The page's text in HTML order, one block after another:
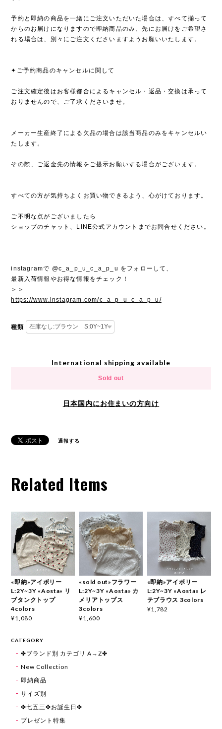
予約と即納の商品を一緒にご注文いただいた場合は、すべて揃って
からのお届けになりますので即納商品のみ、先にお届けをご希望さ
れる場合は、別々にご注文くださいますようお願いいたします。
✦ご予約商品のキャンセルに関して
ご注文確定後はお客様都合によるキャンセル・返品・交換は承って
おりませんので、ご了承くださいませ。
メーカー生産終了による欠品の場合は該当商品のみをキャンセルい
たします。
その際、ご返金先の情報をご提示お願いする場合がございます。
すべての方が気持ちよくお買い物できるよう、心がけております。
ご不明な点がございましたら
ショップのチャット、LINE公式アカウントまでお問合せください。
instagramで @c_a_p_u_c_a_p_u をフォローして、
最新入荷情報やお得な情報をチェック！
＞＞
https://www.instagram.com/c_a_p_u_c_a_p_u/
種類
International shipping available
Sold out
日本国内にお住まいの方向け
通報する
Related Items
«即納»アイボリー
L:2Y~3Y «Aosta» リ
ブタンクトップ
4colors
¥1,080
«sold out»フラワー
L:2Y~3Y «Aosta» カ
メリアトップス
3colors
¥1,600
«即納»アイボリー
L:2Y~3Y «Aosta» レ
テブラウス 3colors
¥1,782
CATEGORY
✤ブランド別 カテゴリ A→Z✤
New Collection
即納商品
サイズ別
✤七五三✤お誕生日✤
プレゼント特集